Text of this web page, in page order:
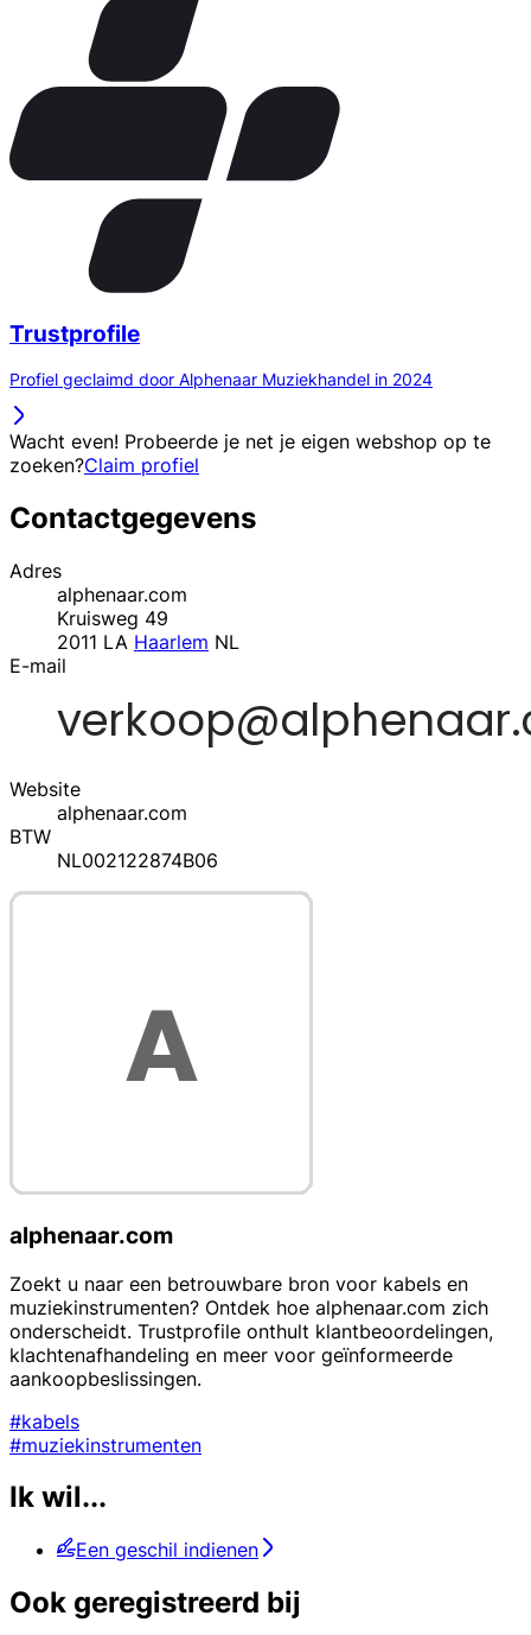
Trustprofile
Profiel geclaimd door Alphenaar Muziekhandel in 2024
Wacht even! Probeerde je net je eigen webshop op te
zoeken?Claim profiel
Contactgegevens
Adres
alphenaar.com
Kruisweg 49
2011 LA Haarlem NL
E-mail
Website
alphenaar.com
BTW
NL002122874B06
alphenaar.com
Zoekt u naar een betrouwbare bron voor kabels en
muziekinstrumenten? Ontdek hoe alphenaar.com zich
onderscheidt. Trustprofile onthult klantbeoordelingen,
klachtenafhandeling en meer voor geïnformeerde
aankoopbeslissingen.
#kabels
#muziekinstrumenten
Ik wil...
Een geschil indienen
Ook geregistreerd bij